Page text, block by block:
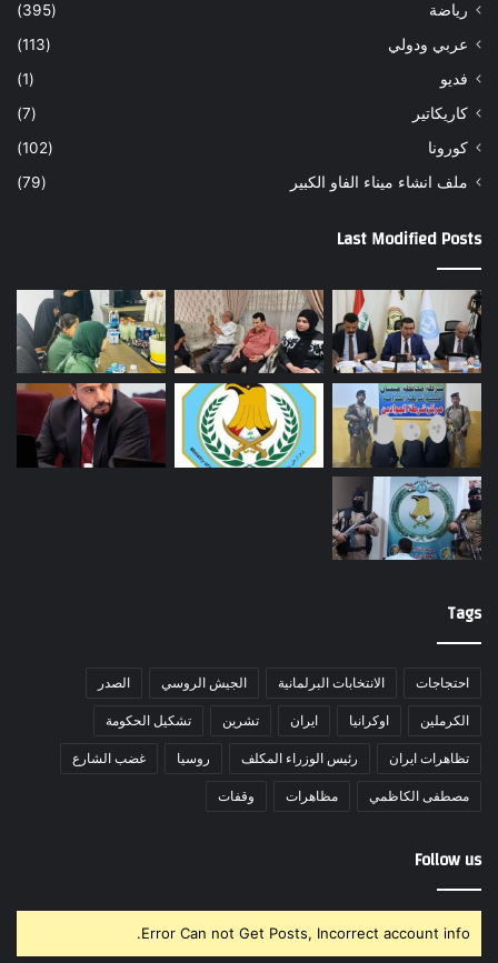
رياضة
(395)
عربي ودولي
(113)
فديو
(1)
كاريكاتير
(7)
كورونا
(102)
ملف انشاء ميناء الفاو الكبير
(79)
Last Modified Posts
Tags
احتجاجات الانتخابات البرلمانية الجيش الروسي الصدر
الكرملين اوكرانيا ايران تشرين تشكيل الحكومة
تظاهرات ايران رئيس الوزراء المكلف روسيا غضب الشارع
مصطفى الكاظمي مظاهرات وقفات
Follow us
Error Can not Get Posts, Incorrect account info.